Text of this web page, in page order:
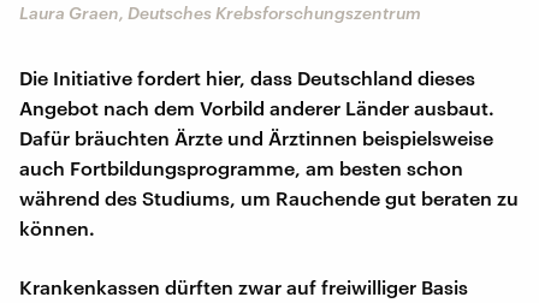
Laura Graen, Deutsches Krebsforschungszentrum
Die Initiative fordert hier, dass Deutschland dieses
Angebot nach dem Vorbild anderer Länder ausbaut.
Dafür bräuchten Ärzte und Ärztinnen beispielsweise
auch Fortbildungsprogramme, am besten schon
während des Studiums, um Rauchende gut beraten zu
können.
Krankenkassen dürften zwar auf freiwilliger Basis